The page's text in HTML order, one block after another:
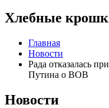
Хлебные
Главная
Новости
Рада отказалась
Путина о ВОВ
Новости